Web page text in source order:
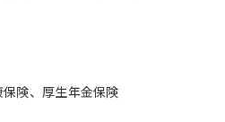
険、厚生年金保険